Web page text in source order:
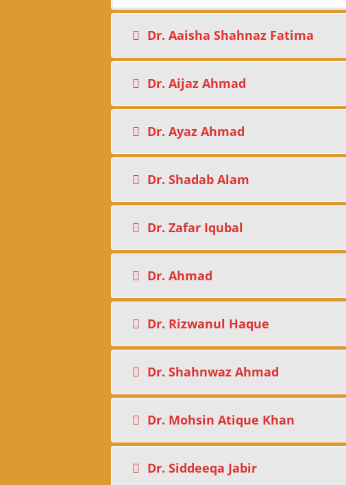
Dr. Aaisha Shahnaz Fatima
Dr. Aijaz Ahmad
Dr. Ayaz Ahmad
Dr. Shadab Alam
Dr. Zafar Iqubal
Dr. Ahmad
Dr. Rizwanul Haque
Dr. Shahnwaz Ahmad
Dr. Mohsin Atique Khan
Dr. Siddeeqa Jabir